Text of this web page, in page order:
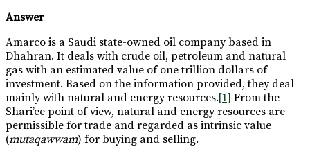
Answer
Amarco is a Saudi state-owned oil company based in
Dhahran. It deals with crude oil, petroleum and natural
gas with an estimated value of one trillion dollars of
investment. Based on the information provided, they deal
mainly with natural and energy resources.[1] From the
Shari’ee point of view, natural and energy resources are
permissible for trade and regarded as intrinsic value
(mutaqawwam) for buying and selling.